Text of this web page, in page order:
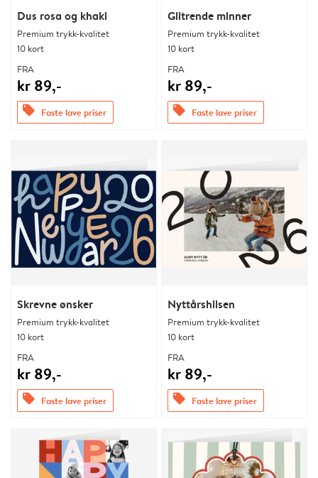
Dus rosa og khaki
Premium trykk-kvalitet
10 kort
FRA
kr 89,-
offers Faste lave priser
Glitrende minner
Premium trykk-kvalitet
10 kort
FRA
kr 89,-
offers Faste lave priser
Skrevne ønsker
Premium trykk-kvalitet
10 kort
FRA
kr 89,-
offers Faste lave priser
Nyttårshilsen
Premium trykk-kvalitet
10 kort
FRA
kr 89,-
offers Faste lave priser